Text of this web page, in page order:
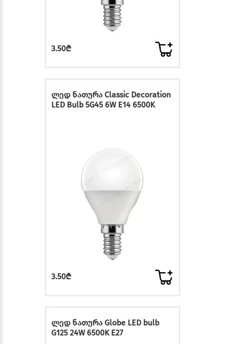
3.50₾
ლედ ნათურა Classic Decoration
LED Bulb 5G45 6W E14 6500K
3.50₾
ლედ ნათურა Globe LED bulb
G125 24W 6500K E27